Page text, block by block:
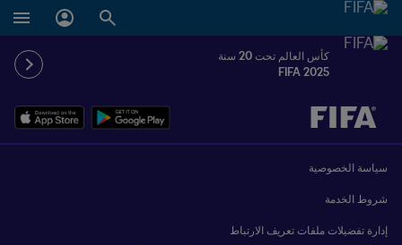
كأس العالم تحت 20 سنة
FIFA 2025
يُحدَّد لاحقاً ضد يُحدَّد لاحقاً
سياسة الخصوصية
شروط الخدمة
إدارة تفضيلات ملفات تعريف الارتباط